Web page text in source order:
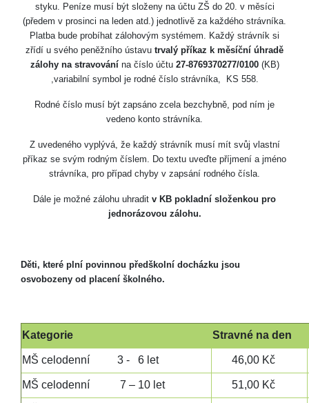
styku. Peníze musí být složeny na účtu ZŠ do 20. v měsíci
(předem v prosinci na leden atd.) jednotlivě za každého strávníka.
Platba bude probíhat zálohovým systémem. Každý strávník si
zřídí u svého peněžního ústavu trvalý příkaz k měsíční úhradě
zálohy na stravování na číslo účtu 27-8769370277/0100(KB)
,variabilní symbol je rodné číslo strávníka, KS 558.
Rodné číslo musí být zapsáno zcela bezchybně, pod ním je
vedeno konto strávníka.
Z uvedeného vyplývá, že každý strávník musí mít svůj vlastní
příkaz se svým rodným číslem. Do textu uveďte příjmení a jméno
strávníka, pro případ chyby v zapsání rodného čísla.
Dále je možné zálohu uhradit v KB pokladní složenkou pro
jednorázovou zálohu.
Děti, které plní povinnou předškolní docházku jsou
osvobozeny od placení školného.
Kategorie Stravné na den
MŠ celodenní 3 - 6 let 46,00 Kč
MŠ celodenní 7 – 10 let 51,00 Kč